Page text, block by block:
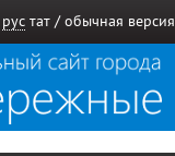
рус тат / обычная версия